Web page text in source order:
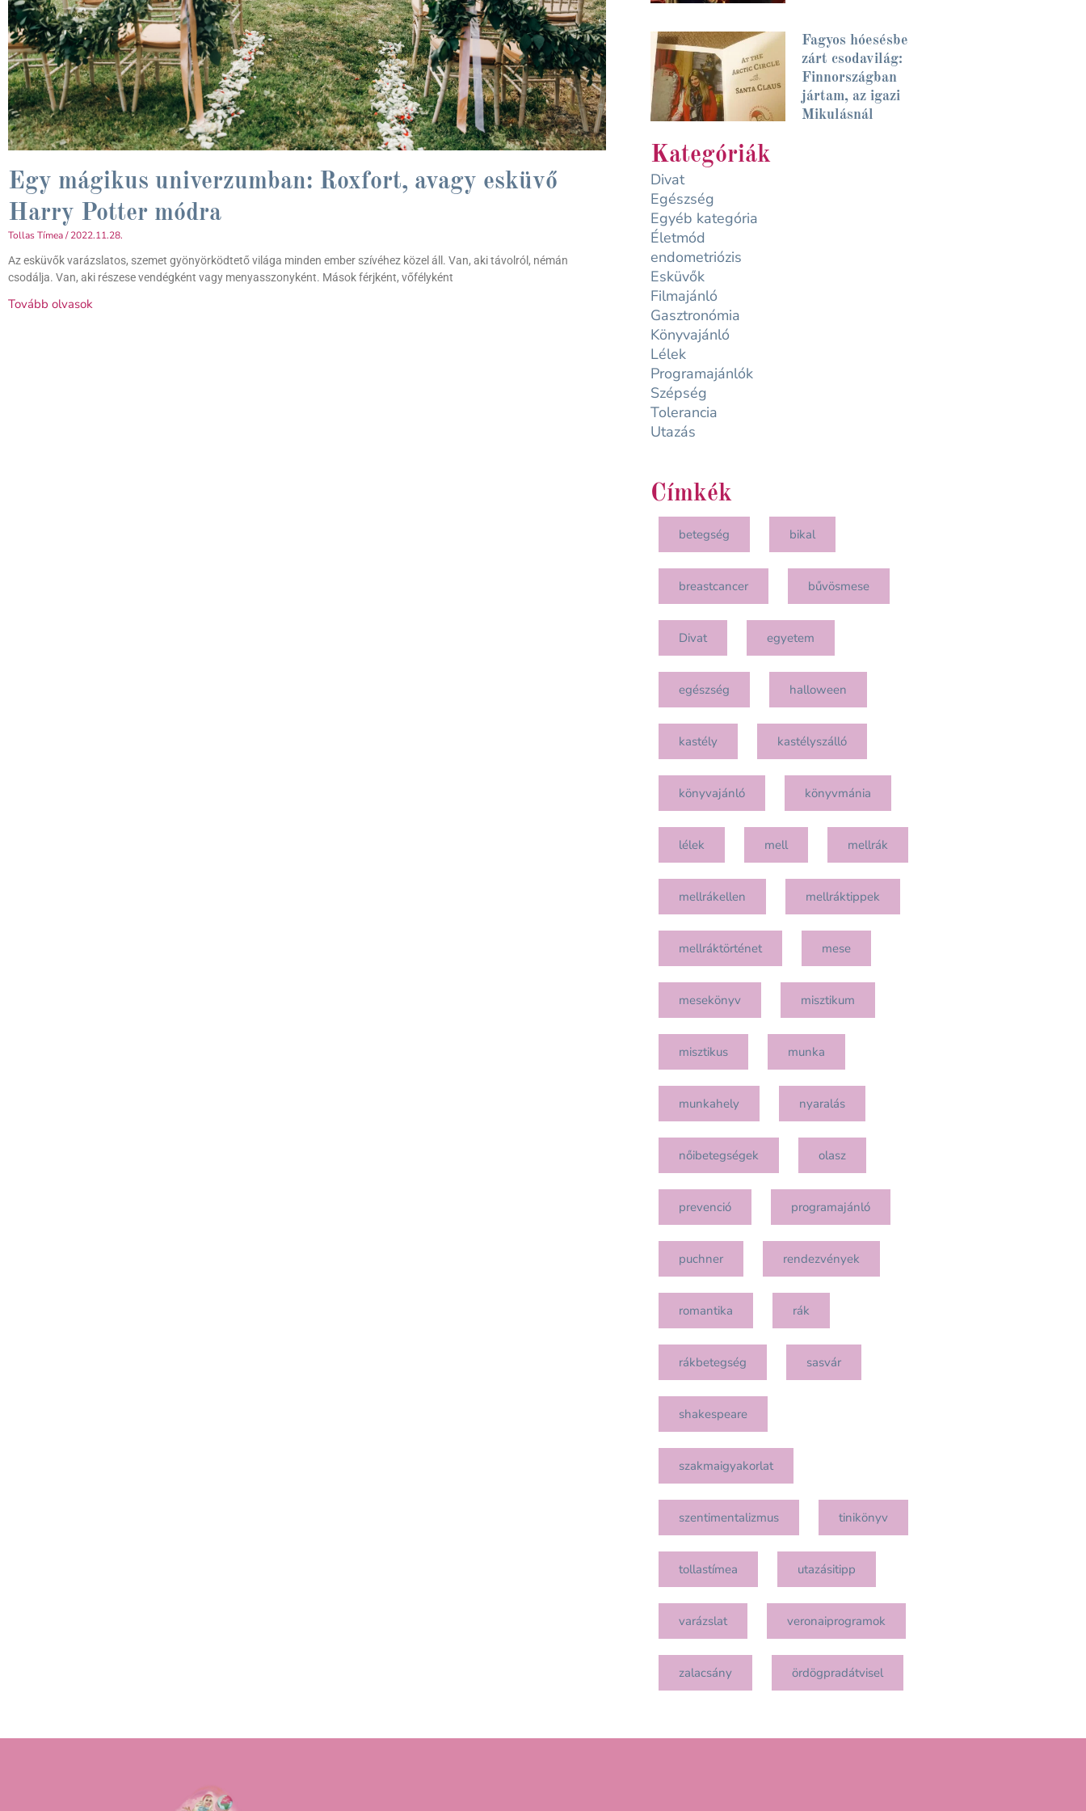
Egy mágikus univerzumban: Roxfort, avagy esküvő
Harry Potter módra
Tollas Tímea 2022.11.28.
Az esküvők varázslatos, szemet gyönyörködtető világa minden ember szívéhez közel áll. Van, aki távolról, némán
csodálja. Van, aki részese vendégként vagy menyasszonyként. Mások férjként, vőfélyként
Tovább olvasok
Fagyos hóesésbe
zárt csodavilág:
Finnországban
jártam, az igazi
Mikulásnál
Kategóriák
Divat
Egészség
Egyéb kategória
Életmód
endometriózis
Esküvők
Filmajánló
Gasztronómia
Könyvajánló
Lélek
Programajánlók
Szépség
Tolerancia
Utazás
Címkék
betegség bikal
breastcancer bűvösmese
Divat egyetem
egészség halloween
kastély kastélyszálló
könyvajánló könyvmánia
lélek mell mellrák
mellrákellen mellráktippek
mellráktörténet mese
mesekönyv misztikum
misztikus munka
munkahely nyaralás
nőibetegségek olasz
prevenció programajánló
puchner rendezvények
romantika rák
rákbetegség sasvár
shakespeare
szakmaigyakorlat
szentimentalizmus tinikönyv
tollastímea utazásitipp
varázslat veronaiprogramok
zalacsány ördögpradátvisel